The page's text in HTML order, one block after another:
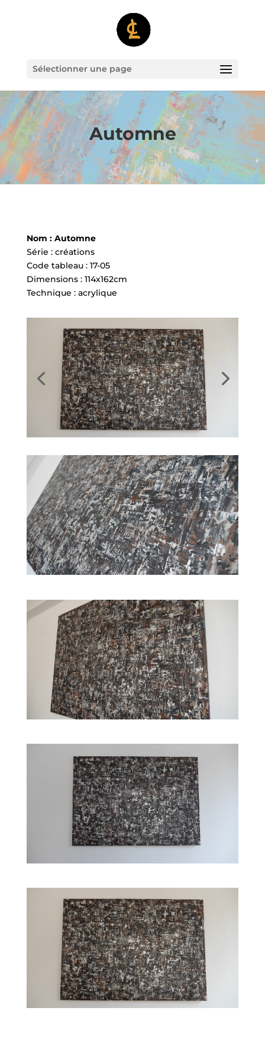
Sélectionner une page
Automne
Nom : Automne
Série : créations
Code tableau : 17-05
Dimensions : 114x162cm
Technique : acrylique